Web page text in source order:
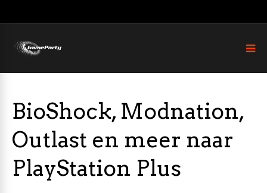
BioShock, Modnation,
Outlast en meer naar
PlayStation Plus